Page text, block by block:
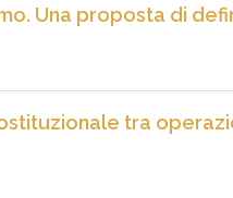
Una proposta di
tra